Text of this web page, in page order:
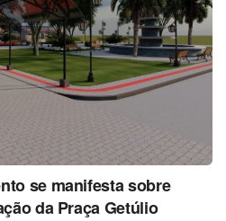
se manifesta sobre
da Praça Getúlio